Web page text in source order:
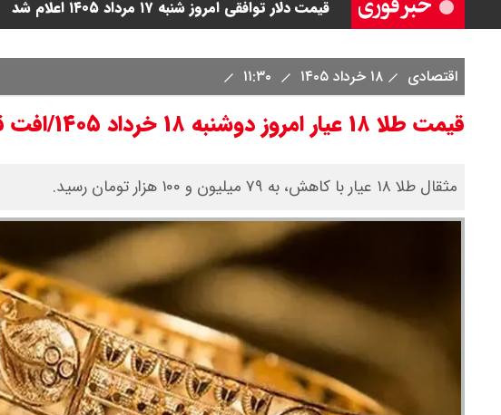
قیمت دلار توافقی امروز شنبه ۱۷ مرداد ۱۴۰۵ اعلام شد
قیمت طلا ۱۸ عیار امروز شنبه ۱۷ مرداد ۱۴۰۵ اعلام شد/ طلا پرواز کرد
اقتصادی ۱۸ خرداد ۱۴۰۵
قیمت طلا ۱۸ عیار امروز دوشنبه ۱۸ خرداد ۱۴۰۵/افت قیمت طلا
مثقال طلا ۱۸ عیار با کاهش، به ۷۹ میلیون و ۱۰۰ هزار تومان رسید‌.